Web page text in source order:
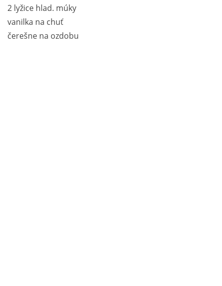
2 lyžice hlad. múky
vanilka na chuť
čerešne na ozdobu